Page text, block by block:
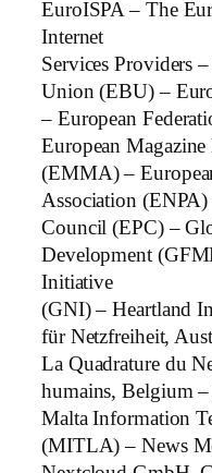
EuroISPA – The
Internet
Services Providers
Union (EBU) –
– European
European
(EMMA) –
Association
Council (EPC) –
Development
Initiative
(GNI) – Heartland
für Netzfreiheit,
La Quadrature du
humains, Belgium
Malta Information
(MITLA) – News